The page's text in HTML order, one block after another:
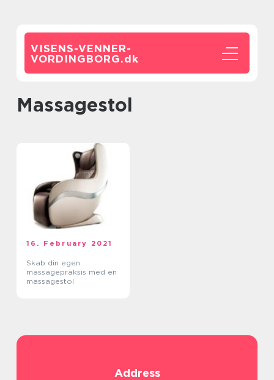
VISENS-VENNER-
VORDINGBORG.dk
massagestol
16. February 2021
Skab din egen
massagepraksis med en
massagestol
Address